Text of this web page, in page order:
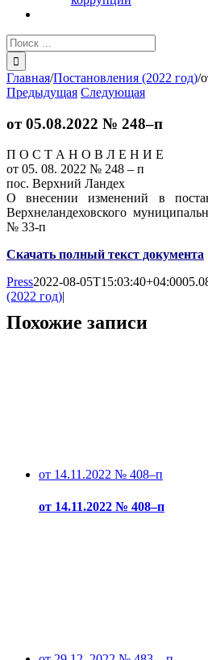
Результат
поиска:
Главная/Постановления (2022 год)/
Предыдущая Следующая
от 05.08.2022 № 248–п
П О С Т А Н О В Л Е Н И Е
от 05. 08. 2022 № 248 – п
пос. Верхний Ландех
О внесении изменений в
Верхнеландеховского
№ 33-п
Скачать полный текст документа
Press2022-08-05T15:03:40+04:00
(2022 год)|
Похожие записи
от 14.11.2022 № 408–п
от 14.11.2022 № 408–п